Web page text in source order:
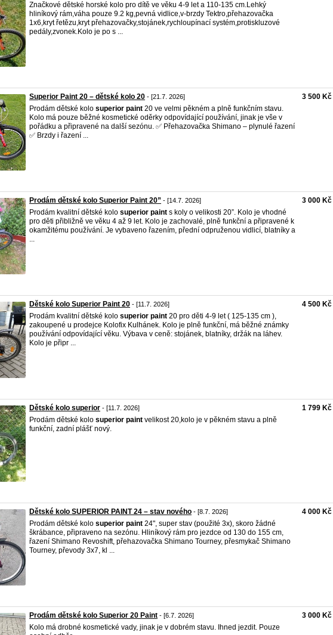
Značkové dětské horské kolo pro dítě ve věku 4-9 let a 110-135 cm.Lehký
hliníkový rám,váha pouze 9.2 kg,pevná vidlice,v-brzdy Tektro,přehazovačka
1x6,kryt řetězu,kryt přehazovačky,stojánek,rychloupínací systém,protiskluzové
pedály,zvonek.Kolo je po s ...
Superior Paint 20 – dětské kolo 20 - [21.7. 2026]
Prodám dětské kolo superior paint 20 ve velmi pěkném a plně funkčním stavu.
Kolo má pouze běžné kosmetické oděrky odpovídající používání, jinak je vše v
pořádku a připravené na další sezónu. ✅ Přehazovačka Shimano – plynulé řazení
✅ Brzdy i řazení ...
3 500 Kč
Prodám dětské kolo Superior Paint 20” - [14.7. 2026]
Prodám kvalitní dětské kolo superior paint s koly o velikosti 20”. Kolo je vhodné
pro děti přibližně ve věku 4 až 9 let. Kolo je zachovalé, plně funkční a připravené k
okamžitému používání. Je vybaveno řazením, přední odpruženou vidlicí, blatníky a
...
3 000 Kč
Dětské kolo Superior Paint 20 - [11.7. 2026]
Prodám kvalitní dětské kolo superior paint 20 pro děti 4-9 let ( 125-135 cm ),
zakoupené u prodejce Kolofix Kulhánek. Kolo je plně funkční, má běžné známky
používání odpovídající věku. Výbava v ceně: stojánek, blatníky, držák na láhev.
Kolo je připr ...
4 500 Kč
Dětské kolo superior - [11.7. 2026]
Prodám dětské kolo superior paint velikost 20,kolo je v pěkném stavu a plně
funkční, zadní plášť nový.
1 799 Kč
Dětské kolo SUPERIOR PAINT 24 – stav nového - [8.7. 2026]
Prodám dětské kolo superior paint 24", super stav (použité 3x), skoro žádné
škrábance, připraveno na sezónu. Hliníkový rám pro jezdce od 130 do 155 cm,
řazení Shimano Revoshift, přehazovačka Shimano Tourney, přesmykač Shimano
Tourney, převody 3x7, kl ...
4 000 Kč
Prodám dětské kolo Superior 20 Paint - [6.7. 2026]
Kolo má drobné kosmetické vady, jinak je v dobrém stavu. Ihned jezdit. Pouze
3 000 Kč